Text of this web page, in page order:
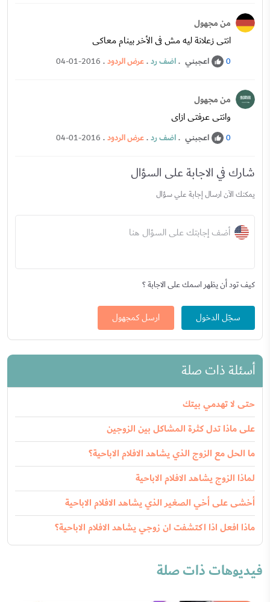
من مجهول
انتى زعلانة ليه مش فى الأخر بينام معاكى
0 اعجبني .اضف رد.عرض الردود.
04-01-2016
من مجهول
وانتى عرفتى ازاى
0 اعجبني .اضف رد.عرض الردود.
04-01-2016
شارك في الاجابة على السؤال
يمكنك الآن ارسال إجابة علي سؤال
أضف إجابتك على السؤال هنا
كيف تود أن يظهر اسمك على الاجابة ؟
سجّل الدخول ارسل كمجهول
أسئلة ذات صلة
حتى لا تهدمي بيتك
على ماذا تدل كثرة المشاكل بين الزوجين
ما الحل مع الزوج الذي يشاهد الافلام الاباحية؟
لماذا الزوج يشاهد الافلام الاباحية
أخشى على أخي الصغير الذي يشاهد الافلام الاباحية
ماذا افعل اذا اكتشفت ان زوجي يشاهد الافلام الاباحية؟
فيديوهات ذات صلة